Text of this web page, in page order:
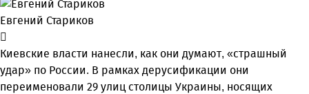
Евгений Стариков
Киевские власти нанесли, как они думают, «страшный
удар» по России. В рамках дерусификации они
переименовали 29 улиц столицы Украины, носящих